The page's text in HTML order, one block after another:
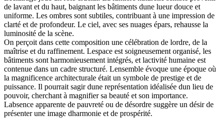
de lavant et du haut, baignant les bâtiments dune lueur douce et
uniforme. Les ombres sont subtiles, contribuant à une impression de
clarté et de profondeur. Le ciel, avec ses nuages épars, rehausse la
luminosité de la scène.
On perçoit dans cette composition une célébration de lordre, de la
maîtrise et du raffinement. Lespace est soigneusement organisé, les
bâtiments sont harmonieusement intégrés, et lactivité humaine est
contenue dans un cadre structuré. Lensemble évoque une époque où
la magnificence architecturale était un symbole de prestige et de
puissance. Il pourrait sagir dune représentation idéalisée dun lieu de
pouvoir, cherchant à magnifier sa beauté et son importance.
Labsence apparente de pauvreté ou de désordre suggère un désir de
présenter une image dharmonie et de prospérité.